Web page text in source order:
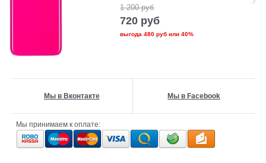
1 200 руб
720 руб
выгода 480 рубили 40%
Мы в Вконтакте Мы в Facebook
Мы принимаем к оплате: